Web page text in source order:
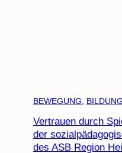
BEWEGUNG BILDUNG
Vertrauen durch
der
des ASB Region